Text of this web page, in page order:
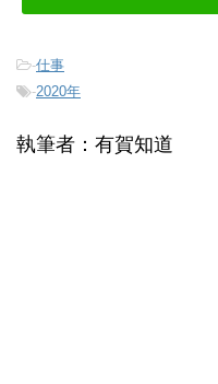
-仕事
-2020年
執筆者：有賀知道